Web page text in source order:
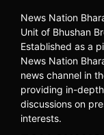
News Nation
Unit of Bhushan
Established as a
News Nation
news channel in
providing in-
discussions on
interests.